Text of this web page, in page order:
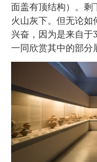
面盖有顶结构）。
火山灰下。但无论如
兴奋，因为是来自
一同欣赏其中的部分